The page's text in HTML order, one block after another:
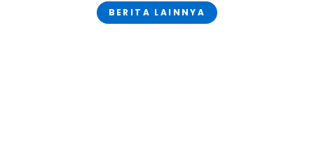
BERITA LAINNYA